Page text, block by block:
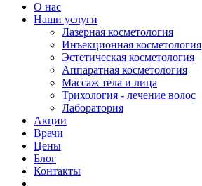
О нас
Наши услуги
Лазерная косметология
Инъекционная косметология
Эстетическая косметология
Аппаратная косметология
Массаж тела и лица
Трихология - лечение волос
Лаборатория
Акции
Врачи
Цены
Блог
Контакты